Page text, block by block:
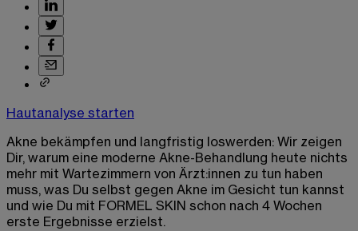
Hautanalyse starten
Akne bekämpfen und langfristig loswerden: Wir zeigen
Dir, warum eine moderne Akne-Behandlung heute nichts
mehr mit Wartezimmern von Ärzt:innen zu tun haben
muss, was Du selbst gegen Akne im Gesicht tun kannst
und wie Du mit FORMEL SKIN schon nach 4 Wochen
erste Ergebnisse erzielst.